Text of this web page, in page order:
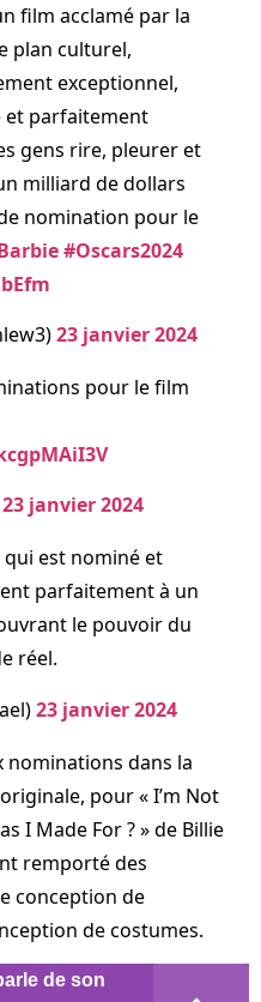
film acclamé par la
plan culturel,
exceptionnel,
parfaitement
gens rire, pleurer et
milliard de dollars
nomination pour le
#Oscars2024
23 janvier 2024
pour le film
23 janvier 2024
qui est nominé et
parfaitement à un
le pouvoir du
réel.
23 janvier 2024
nominations dans la
pour « I’m Not
I Made For ? » de Billie
remporté des
conception de
de costumes.
de son